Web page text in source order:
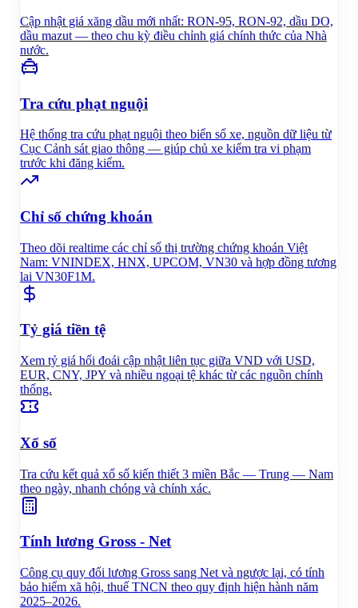
Cập nhật giá xăng dầu mới nhất: RON-95, RON-92, dầu DO,
dầu mazut — theo chu kỳ điều chỉnh giá chính thức của Nhà
nước.
Tra cứu phạt nguội
Hệ thống tra cứu phạt nguội theo biển số xe, nguồn dữ liệu từ
Cục Cảnh sát giao thông — giúp chủ xe kiểm tra vi phạm
trước khi đăng kiểm.
Chỉ số chứng khoán
Theo dõi realtime các chỉ số thị trường chứng khoán Việt
Nam: VNINDEX, HNX, UPCOM, VN30 và hợp đồng tương
lai VN30F1M.
Tỷ giá tiền tệ
Xem tỷ giá hối đoái cập nhật liên tục giữa VND với USD,
EUR, CNY, JPY và nhiều ngoại tệ khác từ các nguồn chính
thống.
Xổ số
Tra cứu kết quả xổ số kiến thiết 3 miền Bắc — Trung — Nam
theo ngày, nhanh chóng và chính xác.
Tính lương Gross - Net
Công cụ quy đổi lương Gross sang Net và ngược lại, có tính
bảo hiểm xã hội, thuế TNCN theo quy định hiện hành năm
2025–2026.